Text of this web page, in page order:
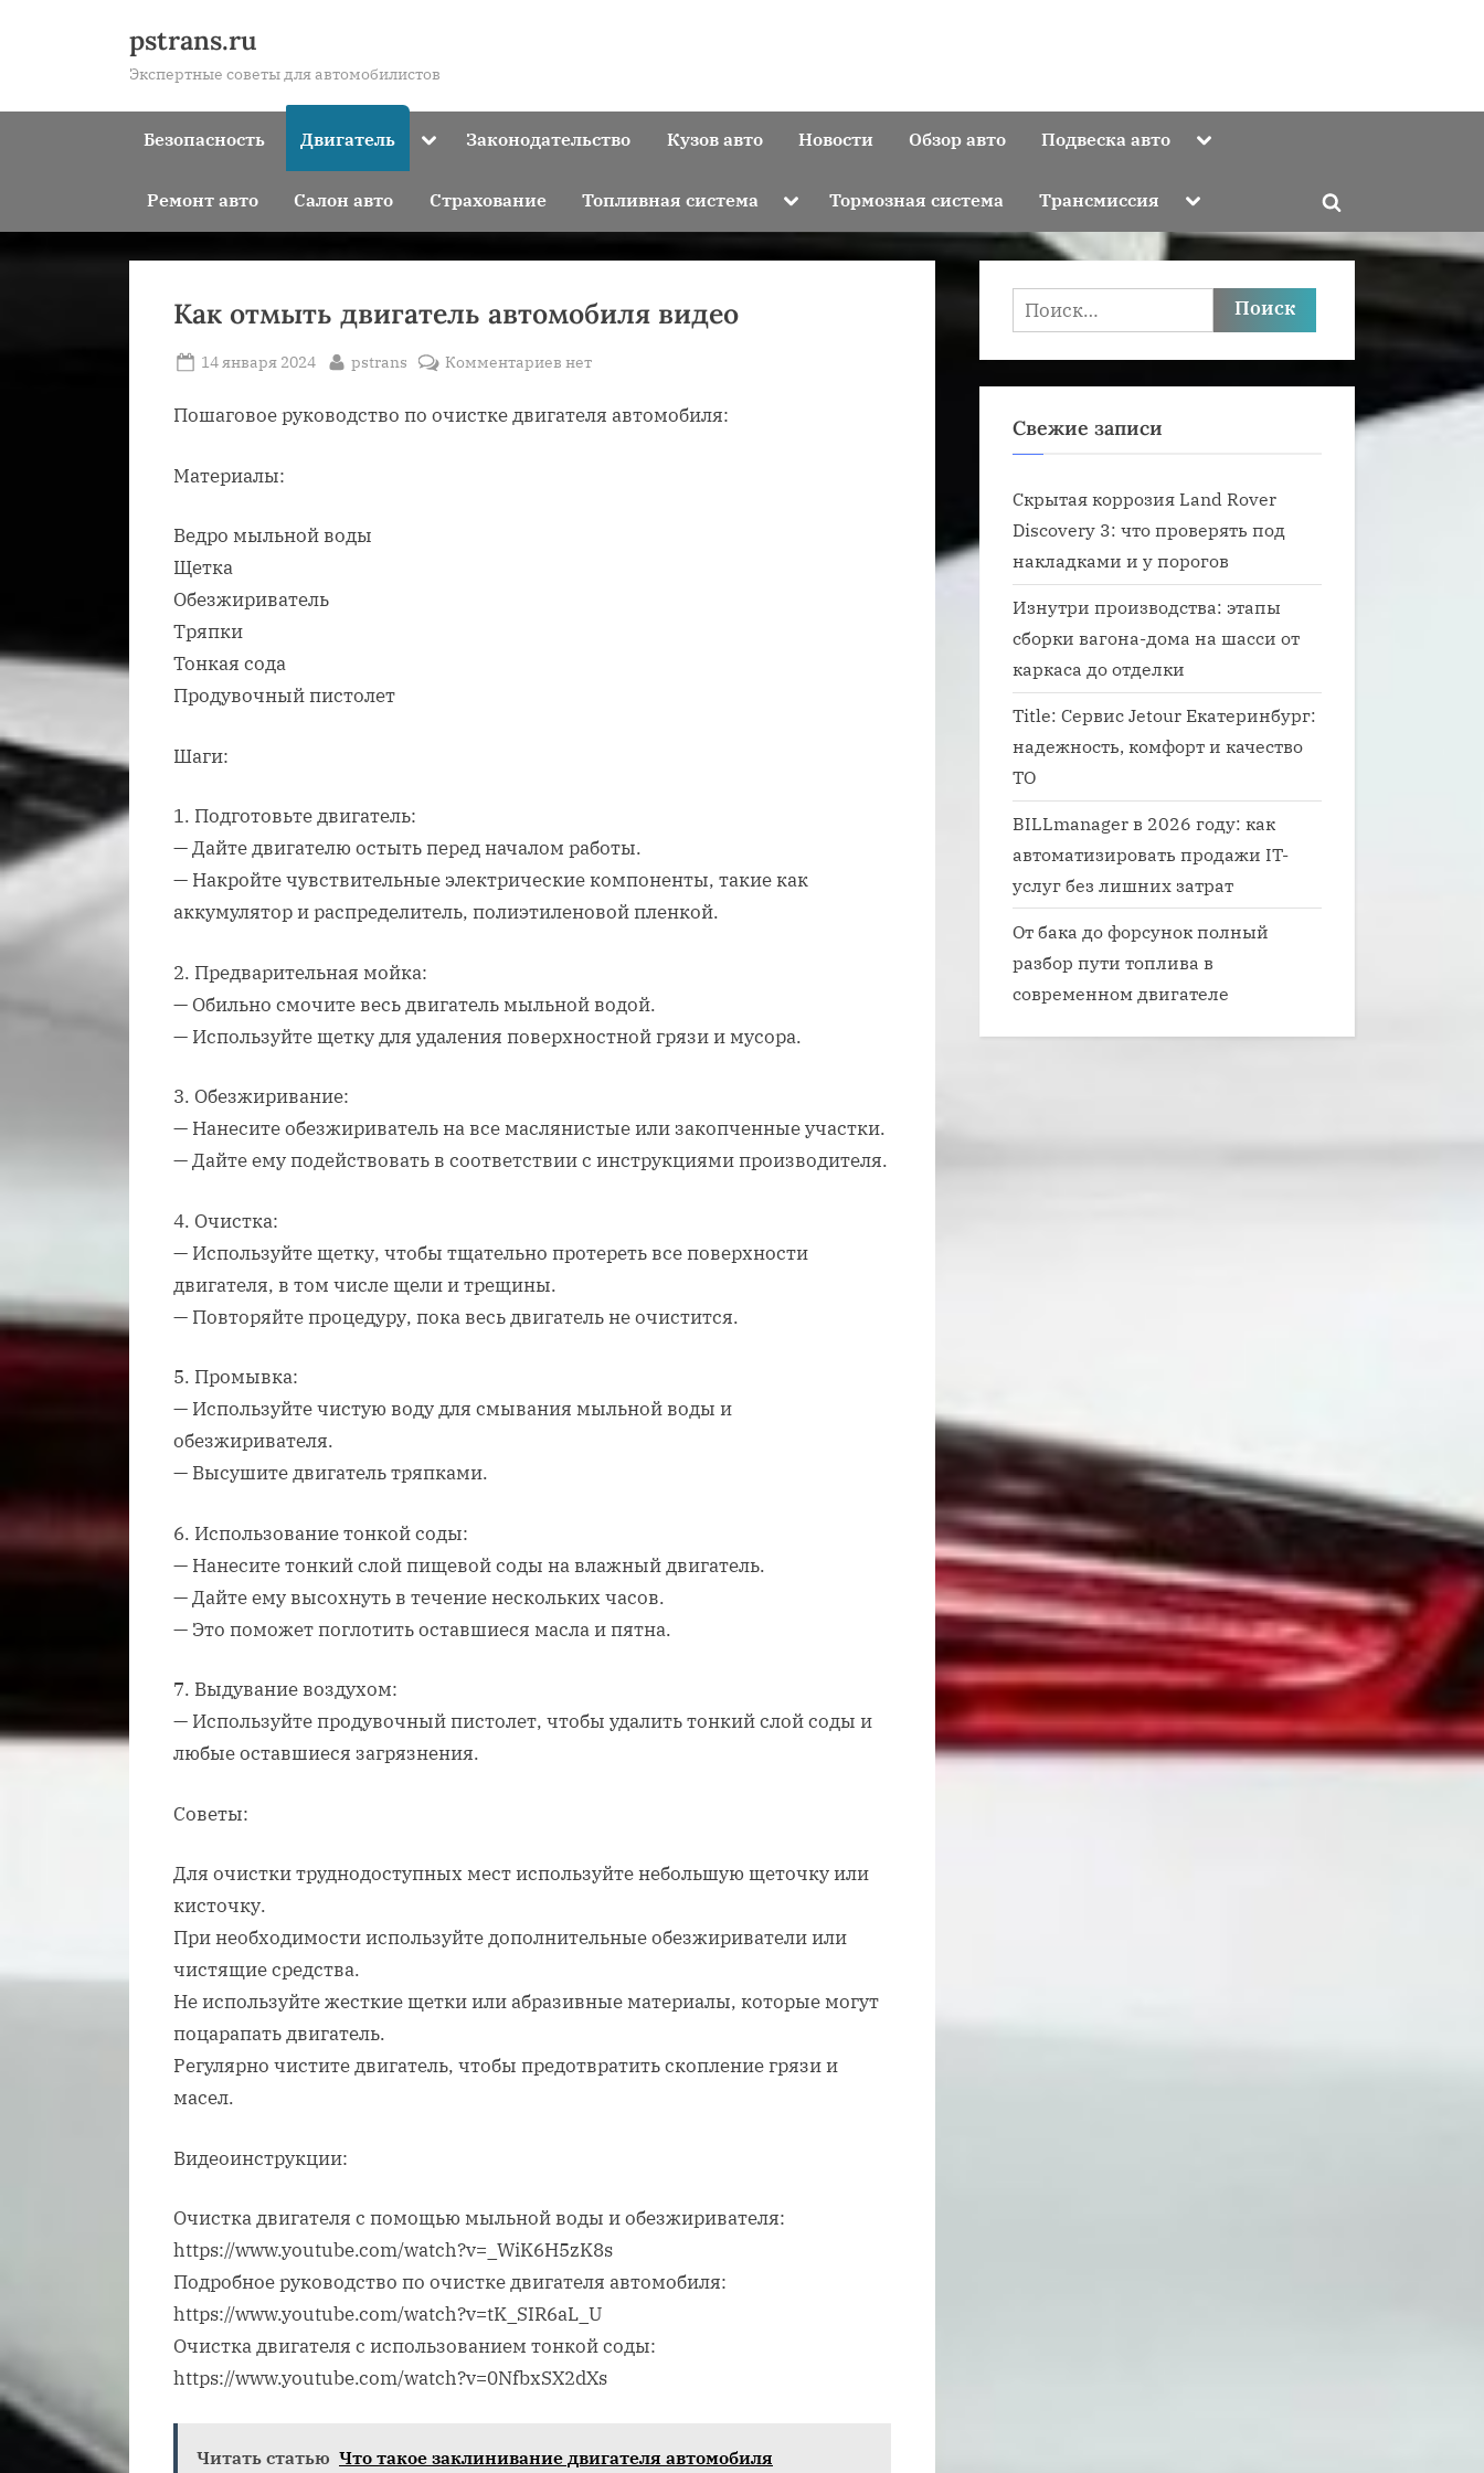
pstrans.ru
Экспертные советы для автомобилистов
Безопасность Двигатель ToggleЗаконодательство Кузов авто Новости Обзор авто Подвеска авто Toggle
Ремонт авто Салон авто Страхование Топливная система Toggle
menu
Тормозная система Трансмиссия Toggle
menu
Toggle
search
Как отмыть двигатель автомобиля видео
Posted
14 января 2024 By
pstrans Комментариев к
Как
нет
Пошаговое руководство по очистке двигателя автомобиля:
Материалы:
Ведро мыльной воды
Щетка
Обезжириватель
Тряпки
Тонкая сода
Продувочный пистолет
Шаги:
1. Подготовьте двигатель:
— Дайте двигателю остыть перед началом работы.
— Накройте чувствительные электрические компоненты, такие как
аккумулятор и распределитель, полиэтиленовой пленкой.
2. Предварительная мойка:
— Обильно смочите весь двигатель мыльной водой.
— Используйте щетку для удаления поверхностной грязи и мусора.
3. Обезжиривание:
— Нанесите обезжириватель на все маслянистые или закопченные участки.
— Дайте ему подействовать в соответствии с инструкциями производителя.
4. Очистка:
— Используйте щетку, чтобы тщательно протереть все поверхности
двигателя, в том числе щели и трещины.
— Повторяйте процедуру, пока весь двигатель не очистится.
5. Промывка:
— Используйте чистую воду для смывания мыльной воды и
обезжиривателя.
— Высушите двигатель тряпками.
6. Использование тонкой соды:
— Нанесите тонкий слой пищевой соды на влажный двигатель.
— Дайте ему высохнуть в течение нескольких часов.
— Это поможет поглотить оставшиеся масла и пятна.
7. Выдувание воздухом:
— Используйте продувочный пистолет, чтобы удалить тонкий слой соды и
любые оставшиеся загрязнения.
Советы:
Для очистки труднодоступных мест используйте небольшую щеточку или
кисточку.
При необходимости используйте дополнительные обезжириватели или
чистящие средства.
Не используйте жесткие щетки или абразивные материалы, которые могут
поцарапать двигатель.
Регулярно чистите двигатель, чтобы предотвратить скопление грязи и
масел.
Видеоинструкции:
Очистка двигателя с помощью мыльной воды и обезжиривателя:
https://www.youtube.com/watch?v=_WiK6H5zK8s
Подробное руководство по очистке двигателя автомобиля:
https://www.youtube.com/watch?v=tK_SIR6aL_U
Очистка двигателя с использованием тонкой соды:
https://www.youtube.com/watch?v=0NfbxSX2dXs
Читать статью Что такое заклинивание двигателя автомобиля
Найти:
Свежие записи
Скрытая коррозия Land Rover
Discovery 3: что проверять под
накладками и у порогов
Изнутри производства: этапы
сборки вагона-дома на шасси от
каркаса до отделки
Title: Сервис Jetour Екатеринбург:
надежность, комфорт и качество
ТО
BILLmanager в 2026 году: как
автоматизировать продажи IT-
услуг без лишних затрат
От бака до форсунок полный
разбор пути топлива в
современном двигателе